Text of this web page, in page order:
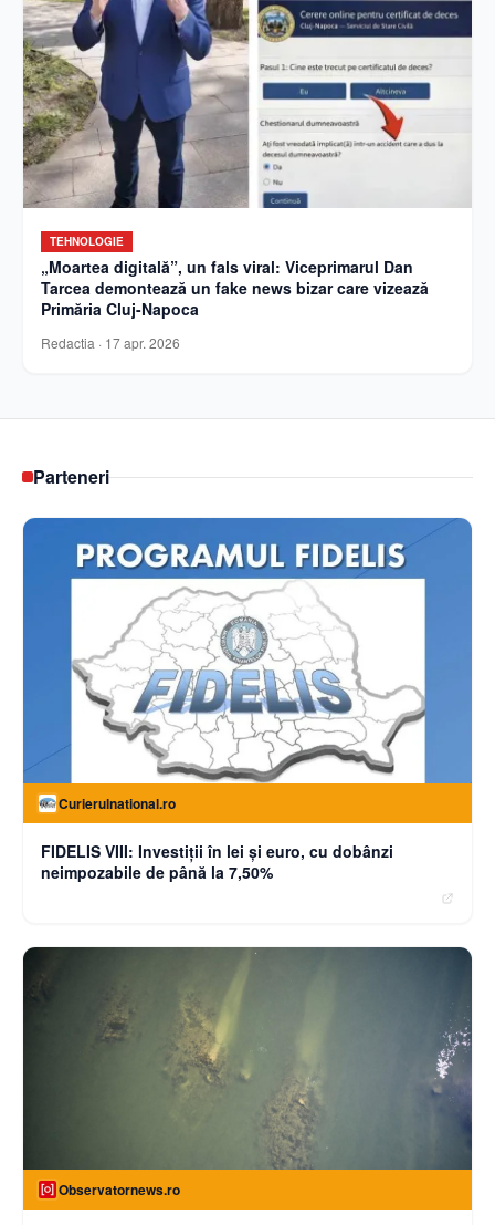
TEHNOLOGIE
„Moartea digitală”, un fals viral: Viceprimarul Dan
Tarcea demontează un fake news bizar care vizează
Primăria Cluj-Napoca
Redactia · 17 apr. 2026
Parteneri
Curierulnational.ro
FIDELIS VIII: Investiții în lei și euro, cu dobânzi
neimpozabile de până la 7,50%
Observatornews.ro